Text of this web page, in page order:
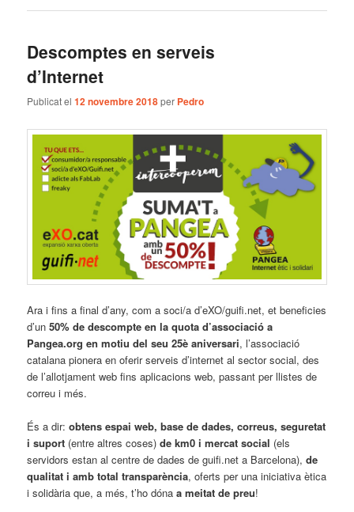
Descomptes en serveis
d’Internet
Publicat el12 novembre 2018per Pedro
Ara i fins a final d’any, com a soci/a d’eXO/guifi.net, et beneficies
d’un50% de descompte en la quota d’associació a
Pangea.org en motiu del seu 25è aniversari, l’associació
catalana pionera en oferir serveis d’internet al sector social, des
de l’allotjament web fins aplicacions web, passant per llistes de
correu i més.
És a dir:obtens espai web, base de dades, correus, seguretat
i suport (entre altres coses)de km0 i mercat social (els
servidors estan al centre de dades de guifi.net a Barcelona),de
qualitat i amb total transparència, oferts per una iniciativa ètica
i solidària que, a més, t’ho dónaa meitat de preu!